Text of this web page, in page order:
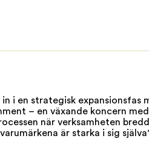
i en strategisk expansionsfas
– en växande koncern
när verksamheten
är starka i sig